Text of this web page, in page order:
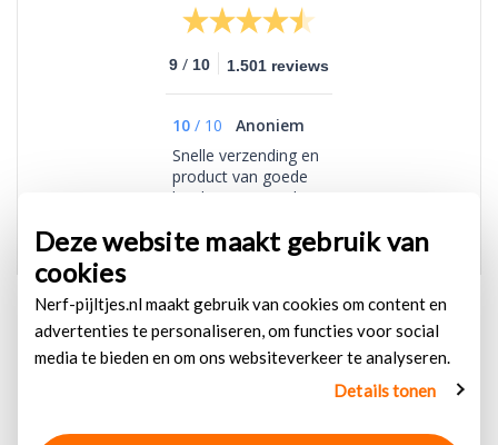
Deze website maakt gebruik van
cookies
Nerf-pijltjes.nl maakt gebruik van cookies om content en
advertenties te personaliseren, om functies voor social
media te bieden en om ons websiteverkeer te analyseren.
Details tonen
9 / 10 1.501 reviews
10 / 10
Anoniem
Snelle verzending en
product van goede
kwaliteit, erg veel